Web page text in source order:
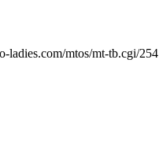
ladies.com/mtos/mt-tb.cgi/254